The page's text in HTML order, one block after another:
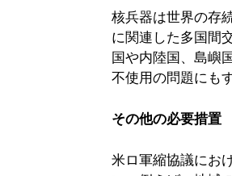
核兵器は世界の存
に関連した多国間
国や内陸国、島嶼
不使用の問題にも
その他の必要措置
米ロ軍縮協議にお